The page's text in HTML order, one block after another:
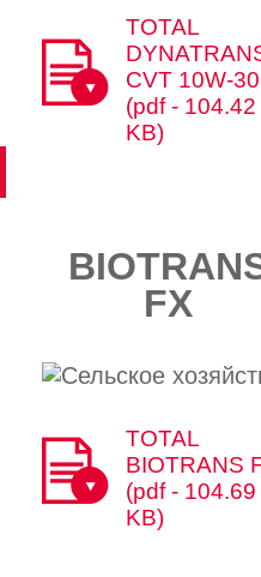
TOTAL
CVT 10W-30
(pdf - 104.42
KB)
FX​​
TOTAL
BIOTRANS
(pdf - 104.69
KB)